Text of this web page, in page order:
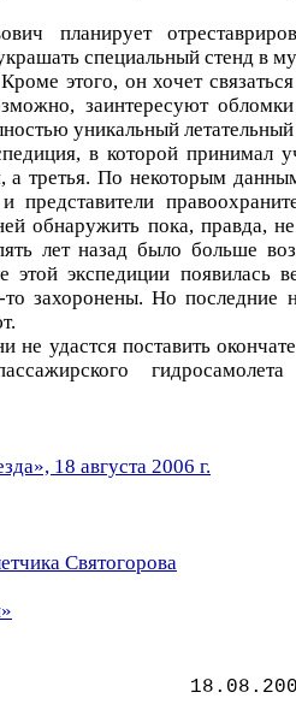
планирует
специальный стенд в
этого, он хочет
заинтересуют
уникальный летательный
в которой принимал
а третья. По некоторым
представители
обнаружить пока, правда,
лет назад было больше
этой экспедиции появилась
захоронены. Но последние
не удастся поставить
18 августа 2006 г.
Святогорова